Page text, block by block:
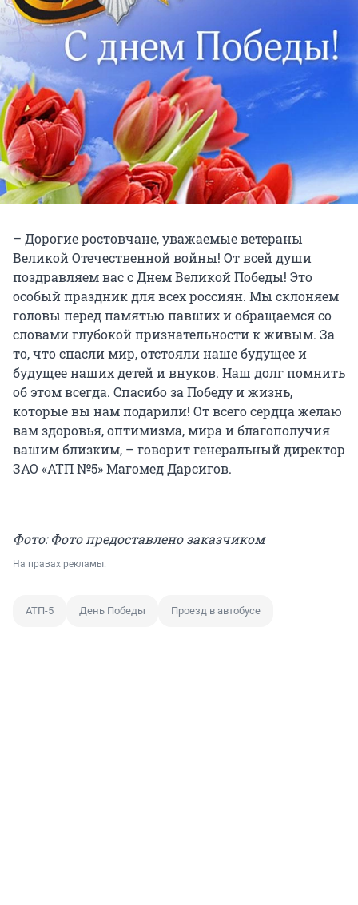
– Дорогие ростовчане, уважаемые ветераны
Великой Отечественной войны! От всей души
поздравляем вас с Днем Великой Победы! Это
особый праздник для всех россиян. Мы склоняем
головы перед памятью павших и обращаемся со
словами глубокой признательности к живым. За
то, что спасли мир, отстояли наше будущее и
будущее наших детей и внуков. Наш долг помнить
об этом всегда. Спасибо за Победу и жизнь,
которые вы нам подарили! От всего сердца желаю
вам здоровья, оптимизма, мира и благополучия
вашим близким, – говорит генеральный директор
ЗАО «АТП №5» Магомед Дарсигов.
Фото: Фото предоставлено заказчиком
На правах рекламы.
АТП-5 День Победы Проезд в автобусе